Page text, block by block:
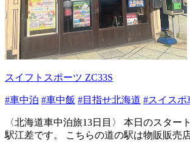
スイフトスポーツ ZC33S
#車中泊 #車中飯 #目指せ北海道 #スイスポ
〈北海道車中泊旅13日目〉 本日のスター
駅江差です。 こちらの道の駅は物販販売